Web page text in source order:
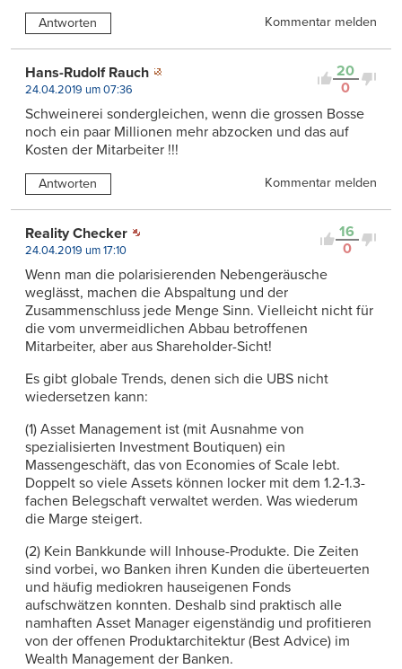
Antworten Kommentar melden
20
0
Hans-Rudolf Rauch
24.04.2019 um 07:36
Schweinerei sondergleichen, wenn die grossen Bosse
noch ein paar Millionen mehr abzocken und das auf
Kosten der Mitarbeiter !!!
Antworten Kommentar melden
16
0
Reality Checker
24.04.2019 um 17:10
Wenn man die polarisierenden Nebengeräusche
weglässt, machen die Abspaltung und der
Zusammenschluss jede Menge Sinn. Vielleicht nicht für
die vom unvermeidlichen Abbau betroffenen
Mitarbeiter, aber aus Shareholder-Sicht!
Es gibt globale Trends, denen sich die UBS nicht
wiedersetzen kann:
(1) Asset Management ist (mit Ausnahme von
spezialisierten Investment Boutiquen) ein
Massengeschäft, das von Economies of Scale lebt.
Doppelt so viele Assets können locker mit dem 1.2-1.3-
fachen Belegschaft verwaltet werden. Was wiederum
die Marge steigert.
(2) Kein Bankkunde will Inhouse-Produkte. Die Zeiten
sind vorbei, wo Banken ihren Kunden die überteuerten
und häufig mediokren hauseigenen Fonds
aufschwätzen konnten. Deshalb sind praktisch alle
namhaften Asset Manager eigenständig und profitieren
von der offenen Produktarchitektur (Best Advice) im
Wealth Management der Banken.